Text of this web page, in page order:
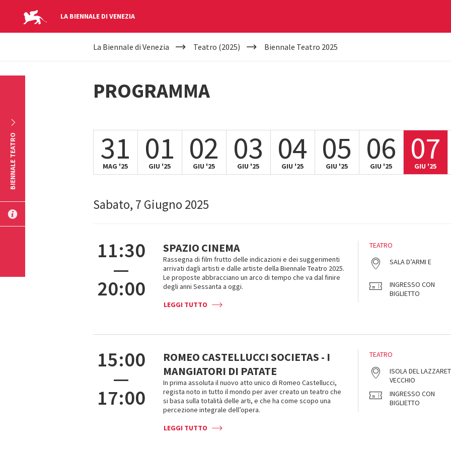
LA BIENNALE DI VENEZIA
YOUR
HERE
La Biennale di Venezia Teatro (2025) Biennale Teatro 2025
PROGRAMMA
31
MAG '25 01
GIU '25 02
GIU '25 03
GIU '25 04
GIU '25 05
GIU '25 06
GIU '25 07
GIU '25
Sabato, 7 Giugno 2025
INVIA
11:30
—
20:00
SPAZIO CINEMA
Rassegna di film frutto delle indicazioni e dei suggerimenti
arrivati dagli artisti e dalle artiste della Biennale Teatro 2025.
Le proposte abbracciano un arco di tempo che va dal finire
degli anni Sessanta a oggi.
LEGGI TUTTO
TEATRO
SALA D’ARMI E
INGRESSO CON
BIGLIETTO
15:00
—
17:00
ROMEO CASTELLUCCI SOCIETAS - I
MANGIATORI DI PATATE
In prima assoluta il nuovo atto unico di Romeo Castellucci,
regista noto in tutto il mondo per aver creato un teatro che
si basa sulla totalità delle arti, e che ha come scopo una
percezione integrale dell’opera.
LEGGI TUTTO
TEATRO
ISOLA DEL
VECCHIO
INGRESSO CON
BIGLIETTO
BIENNALE TEATRO